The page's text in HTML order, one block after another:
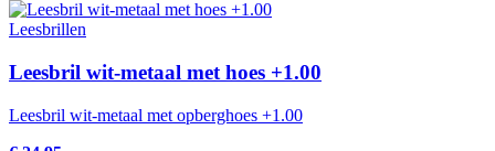
Leesbrillen
Leesbril wit-metaal met hoes +1.00
Leesbril wit-metaal met opberghoes +1.00